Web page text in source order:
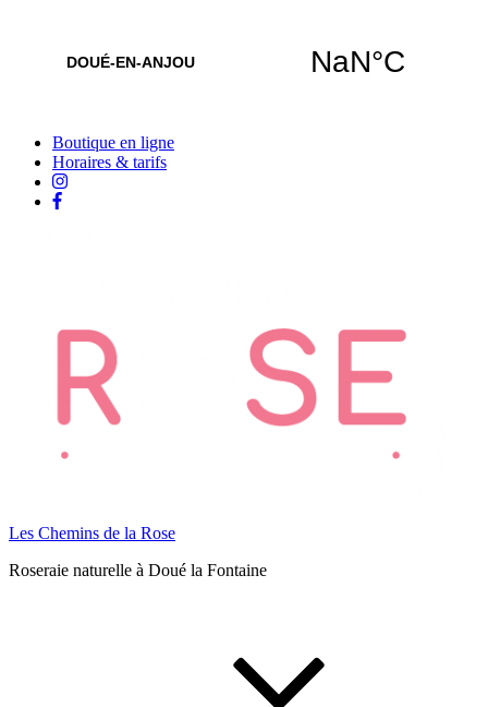
Boutique en ligne
Horaires & tarifs
Les Chemins de la Rose
Roseraie naturelle à Doué la Fontaine